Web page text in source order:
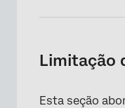
Limitação
Esta seção